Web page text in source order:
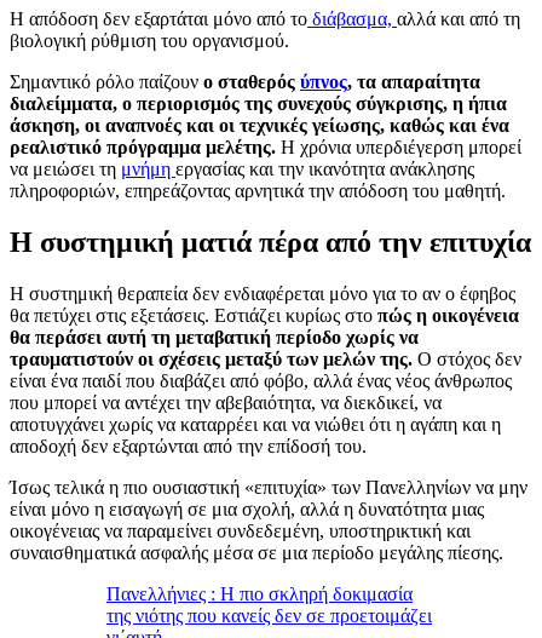
Η απόδοση δεν εξαρτάται μόνο από το διάβασμα, αλλά και από τη
βιολογική ρύθμιση του οργανισμού.
Σημαντικό ρόλο παίζουν ο σταθερός ύπνος, τα απαραίτητα
διαλείμματα, ο περιορισμός της συνεχούς σύγκρισης, η ήπια
άσκηση, οι αναπνοές και οι τεχνικές γείωσης, καθώς και ένα
ρεαλιστικό πρόγραμμα μελέτης. Η χρόνια υπερδιέγερση μπορεί
να μειώσει τη μνήμη εργασίας και την ικανότητα ανάκλησης
πληροφοριών, επηρεάζοντας αρνητικά την απόδοση του μαθητή.
Η συστημική ματιά πέρα από την επιτυχία
Η συστημική θεραπεία δεν ενδιαφέρεται μόνο για το αν ο έφηβος
θα πετύχει στις εξετάσεις. Εστιάζει κυρίως στο πώς η οικογένεια
θα περάσει αυτή τη μεταβατική περίοδο χωρίς να
τραυματιστούν οι σχέσεις μεταξύ των μελών της. Ο στόχος δεν
είναι ένα παιδί που διαβάζει από φόβο, αλλά ένας νέος άνθρωπος
που μπορεί να αντέχει την αβεβαιότητα, να διεκδικεί, να
αποτυγχάνει χωρίς να καταρρέει και να νιώθει ότι η αγάπη και η
αποδοχή δεν εξαρτώνται από την επίδοσή του.
Ίσως τελικά η πιο ουσιαστική «επιτυχία» των Πανελληνίων να μην
είναι μόνο η εισαγωγή σε μια σχολή, αλλά η δυνατότητα μιας
οικογένειας να παραμείνει συνδεδεμένη, υποστηρικτική και
συναισθηματικά ασφαλής μέσα σε μια περίοδο μεγάλης πίεσης.
Πανελλήνιες : Η πιο σκληρή δοκιμασία
της νιότης που κανείς δεν σε προετοιμάζει